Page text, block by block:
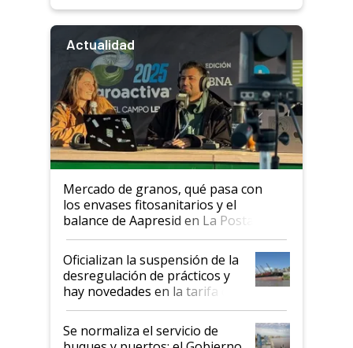
Actualidad
Mercado de granos, qué pasa con
los envases fitosanitarios y el
balance de Aapresid en La Posta
Oficializan la suspensión de la
desregulación de prácticos y
hay novedades en la tarifa de
la hidrovía
Se normaliza el servicio de